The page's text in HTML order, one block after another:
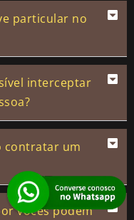
particular no
interceptar
contratar um
vocês podem